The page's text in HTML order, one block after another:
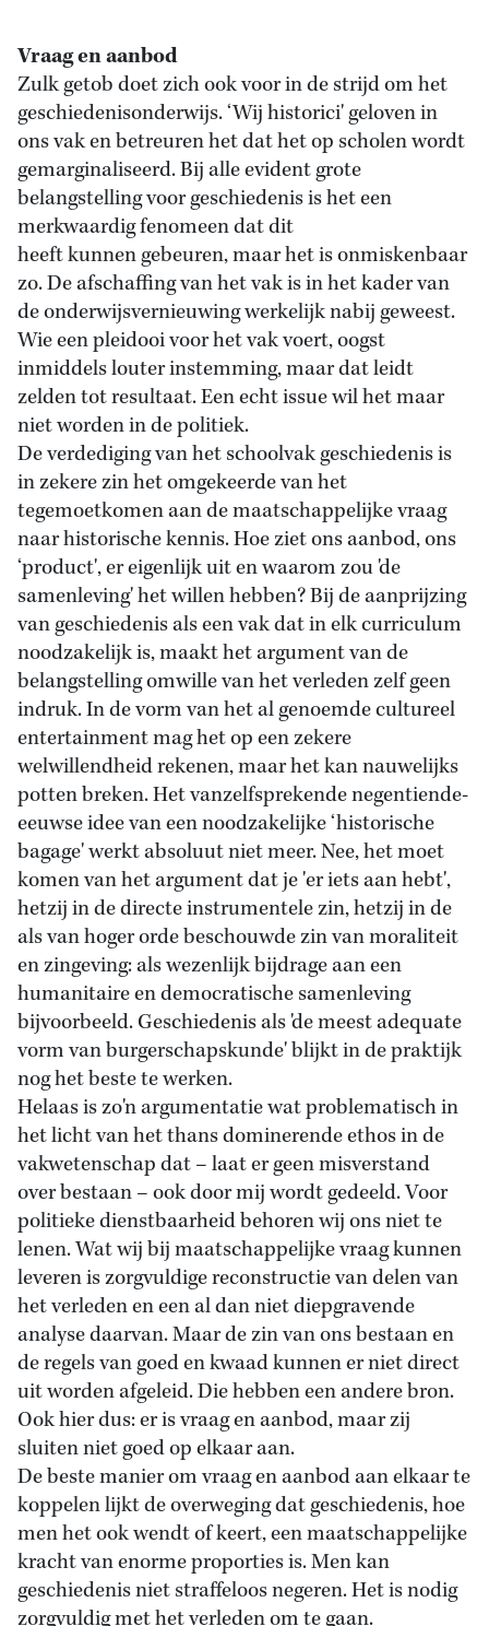
Vraag en aanbod
Zulk getob doet zich ook voor in de strijd om het
geschiedenisonderwijs. ‘Wij historici' geloven in
ons vak en betreuren het dat het op scholen wordt
gemarginaliseerd. Bij alle evident grote
belangstelling voor geschiedenis is het een
merkwaardig fenomeen dat dit
heeft kunnen gebeuren, maar het is onmiskenbaar
zo. De afschaffing van het vak is in het kader van
de onderwijsvernieuwing werkelijk nabij geweest.
Wie een pleidooi voor het vak voert, oogst
inmiddels louter instemming, maar dat leidt
zelden tot resultaat. Een echt issue wil het maar
niet worden in de politiek.
De verdediging van het schoolvak geschiedenis is
in zekere zin het omgekeerde van het
tegemoetkomen aan de maatschappelijke vraag
naar historische kennis. Hoe ziet ons aanbod, ons
‘product', er eigenlijk uit en waarom zou 'de
samenleving' het willen hebben? Bij de aanprijzing
van geschiedenis als een vak dat in elk curriculum
noodzakelijk is, maakt het argument van de
belangstelling omwille van het verleden zelf geen
indruk. In de vorm van het al genoemde cultureel
entertainment mag het op een zekere
welwillendheid rekenen, maar het kan nauwelijks
potten breken. Het vanzelfsprekende negentiende-
eeuwse idee van een noodzakelijke ‘historische
bagage' werkt absoluut niet meer. Nee, het moet
komen van het argument dat je 'er iets aan hebt',
hetzij in de directe instrumentele zin, hetzij in de
als van hoger orde beschouwde zin van moraliteit
en zingeving: als wezenlijk bijdrage aan een
humanitaire en democratische samenleving
bijvoorbeeld. Geschiedenis als 'de meest adequate
vorm van burgerschapskunde' blijkt in de praktijk
nog het beste te werken.
Helaas is zo'n argumentatie wat problematisch in
het licht van het thans dominerende ethos in de
vakwetenschap dat – laat er geen misverstand
over bestaan – ook door mij wordt gedeeld. Voor
politieke dienstbaarheid behoren wij ons niet te
lenen. Wat wij bij maatschappelijke vraag kunnen
leveren is zorgvuldige reconstructie van delen van
het verleden en een al dan niet diepgravende
analyse daarvan. Maar de zin van ons bestaan en
de regels van goed en kwaad kunnen er niet direct
uit worden afgeleid. Die hebben een andere bron.
Ook hier dus: er is vraag en aanbod, maar zij
sluiten niet goed op elkaar aan.
De beste manier om vraag en aanbod aan elkaar te
koppelen lijkt de overweging dat geschiedenis, hoe
men het ook wendt of keert, een maatschappelijke
kracht van enorme proporties is. Men kan
geschiedenis niet straffeloos negeren. Het is nodig
zorgvuldig met het verleden om te gaan.